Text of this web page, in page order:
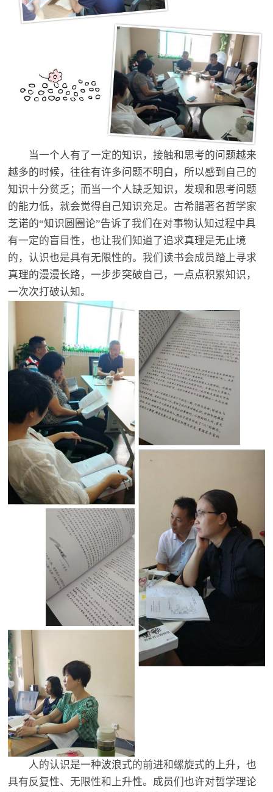
当一个人有了一定的知识，接触和思考的问题越来
越多的时候，往往有许多问题不明白，所以感到自己的
知识十分贫乏；而当一个人缺乏知识，发现和思考问题
的能力低，就会觉得自己知识充足。古希腊著名哲学家
芝诺的“知识圆圈论”告诉了我们在对事物认知过程中具
有一定的盲目性，也让我们知道了追求真理是无止境
的，认识也是具有无限性的。我们读书会成员踏上寻求
真理的漫漫长路，一步步突破自己，一点点积累知识，
一次次打破认知。
人的认识是一种波浪式的前进和螺旋式的上升，也
具有反复性、无限性和上升性。成员们也许对哲学理论